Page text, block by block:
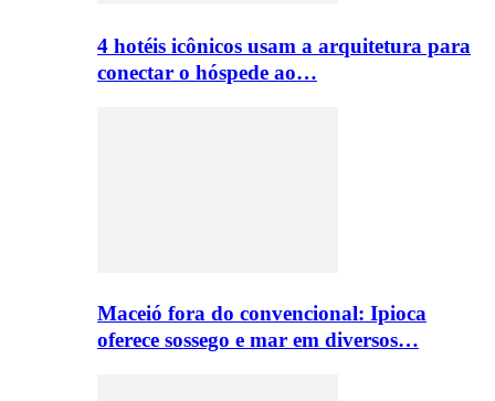
4 hotéis icônicos usam a arquitetura para
conectar o hóspede ao…
Maceió fora do convencional: Ipioca
oferece sossego e mar em diversos…